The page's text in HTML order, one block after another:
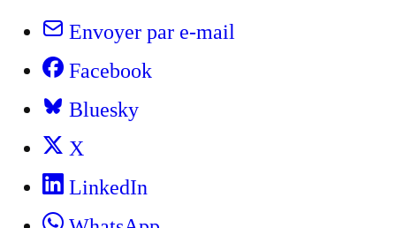
Envoyer par e-mail
Facebook
Bluesky
X
LinkedIn